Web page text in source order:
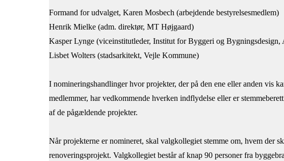
Formand for udvalget, Karen Mosbech (arbejdende bestyrelsesmedlem)
Henrik Mielke (adm. direktør, MT Højgaard)
Kasper Lynge (viceinstitutleder, Institut for Byggeri og Bygningsdesign,
Lisbet Wolters (stadsarkitekt, Vejle Kommune)
I nomineringshandlinger hvor projekter, der på den ene eller anden vis
medlemmer, har vedkommende hverken indflydelse eller er
af de pågældende projekter.
Når projekterne er nomineret, skal valgkollegiet stemme om, hvem der
renoveringsprojekt. Valgkollegiet består af knap 90 personer fra